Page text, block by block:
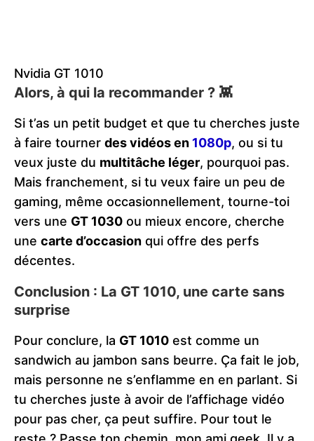
Nvidia GT 1010
Alors, à qui la recommander ? 👾
Si t’as un petit budget et que tu cherches juste
à faire tourner des vidéos en 1080p, ou si tu
veux juste du multitâche léger, pourquoi pas.
Mais franchement, si tu veux faire un peu de
gaming, même occasionnellement, tourne-toi
vers une GT 1030 ou mieux encore, cherche
une carte d’occasion qui offre des perfs
décentes​.
Conclusion : La GT 1010, une carte sans
surprise
Pour conclure, la GT 1010 est comme un
sandwich au jambon sans beurre. Ça fait le job,
mais personne ne s’enflamme en en parlant. Si
tu cherches juste à avoir de l’affichage vidéo
pour pas cher, ça peut suffire. Pour tout le